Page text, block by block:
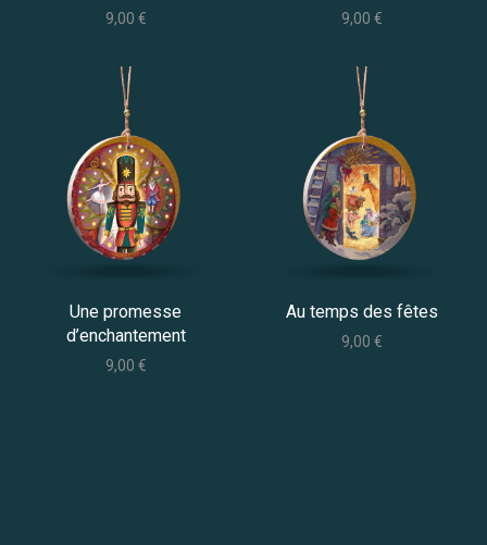
9,00 € 9,00 €
Une promesse
d’enchantement
9,00 €
Au temps des fêtes
9,00 €